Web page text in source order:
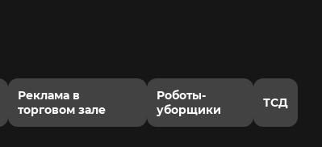
Реклама в
торговом зале
Роботы-
уборщики
ТСД